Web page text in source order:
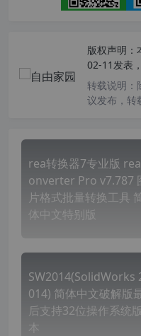
版权声明：
02-11发表
转载说明：
议发布，转
rea转换器7专业版
onverter Pro v7.787
片格式批量转换工具
体中文特别版
SW2014(SolidWorks
014) 简体中文破解版
后支持32位操作系统版
本